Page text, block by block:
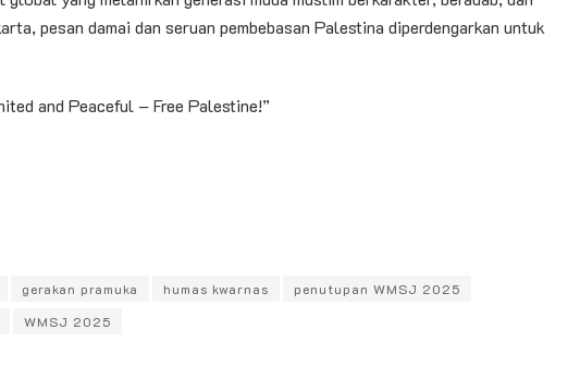
pesan damai dan seruan pembebasan Palestina diperdengarkan untuk
and Peaceful – Free Palestine!”
gerakan pramuka humas kwarnas
penutupan WMSJ 2025
WMSJ 2025